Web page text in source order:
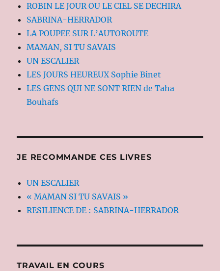
ROBIN LE JOUR OU LE CIEL SE DECHIRA
SABRINA-HERRADOR
LA POUPEE SUR L’AUTOROUTE
MAMAN, SI TU SAVAIS
UN ESCALIER
LES JOURS HEUREUX Sophie Binet
LES GENS QUI NE SONT RIEN de Taha
Bouhafs
JE RECOMMANDE CES LIVRES
UN ESCALIER
« MAMAN SI TU SAVAIS »
RESILIENCE DE : SABRINA-HERRADOR
TRAVAIL EN COURS